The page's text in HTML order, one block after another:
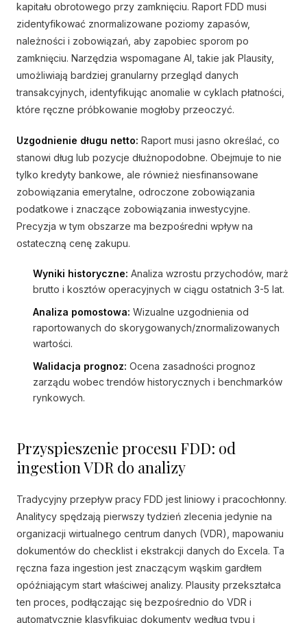
kapitału obrotowego przy zamknięciu. Raport FDD musi
zidentyfikować znormalizowane poziomy zapasów,
należności i zobowiązań, aby zapobiec sporom po
zamknięciu. Narzędzia wspomagane AI, takie jak Plausity,
umożliwiają bardziej granularny przegląd danych
transakcyjnych, identyfikując anomalie w cyklach płatności,
które ręczne próbkowanie mogłoby przeoczyć.
Uzgodnienie długu netto: Raport musi jasno określać, co
stanowi dług lub pozycje dłużnopodobne. Obejmuje to nie
tylko kredyty bankowe, ale również niesfinansowane
zobowiązania emerytalne, odroczone zobowiązania
podatkowe i znaczące zobowiązania inwestycyjne.
Precyzja w tym obszarze ma bezpośredni wpływ na
ostateczną cenę zakupu.
Wyniki historyczne: Analiza wzrostu przychodów, marż
brutto i kosztów operacyjnych w ciągu ostatnich 3-5 lat.
Analiza pomostowa: Wizualne uzgodnienia od
raportowanych do skorygowanych/znormalizowanych
wartości.
Walidacja prognoz: Ocena zasadności prognoz
zarządu wobec trendów historycznych i benchmarków
rynkowych.
Przyspieszenie procesu FDD: od
ingestion VDR do analizy
Tradycyjny przepływ pracy FDD jest liniowy i pracochłonny.
Analitycy spędzają pierwszy tydzień zlecenia jedynie na
organizacji wirtualnego centrum danych (VDR), mapowaniu
dokumentów do checklist i ekstrakcji danych do Excela. Ta
ręczna faza ingestion jest znaczącym wąskim gardłem
opóźniającym start właściwej analizy. Plausity przekształca
ten proces, podłączając się bezpośrednio do VDR i
automatycznie klasyfikując dokumenty według typu i